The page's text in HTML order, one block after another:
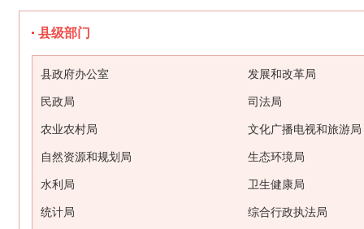
县级部门
县政府办公室 发展和改革局
民政局 司法局
农业农村局 文化广播电视和旅游局
自然资源和规划局 生态环境局
水利局 卫生健康局
统计局 综合行政执法局